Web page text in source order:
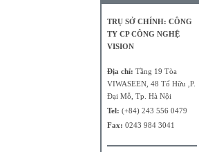
TRỤ SỞ CHÍNH: CÔNG
TY CP CÔNG NGHỆ
VISION
Địa chỉ: Tầng 19 Tòa
VIWASEEN, 48 Tố Hữu ,P.
Đại Mỗ, Tp. Hà Nội
Tel: (+84) 243 556 0479
Fax: 0243 984 3041